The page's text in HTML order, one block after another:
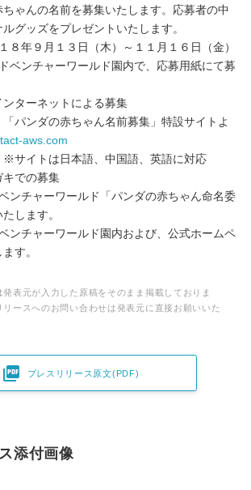
ゃんの名前を募集いたします。応募者の中
グッズをプレゼントいたします。
年９月１３日（木）～１１月１６日（金）
チャーワールド園内で、応募用紙にて募
ットによる募集
ゃん名前募集」特設サイトよ
aws.com
語、中国語、英語に対応
募集
チャーワールド「パンダの赤ちゃん命名委
します。
チャーワールド園内および、公式ホームペ
す。
表元が入力した原稿をそのまま掲載しておりま
ースへのお問い合わせは発表元に直接お願いいた
 プレスリリース原文(PDF)
添付画像